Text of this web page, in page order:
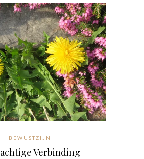
BEWUSTZIJN
Verbinding